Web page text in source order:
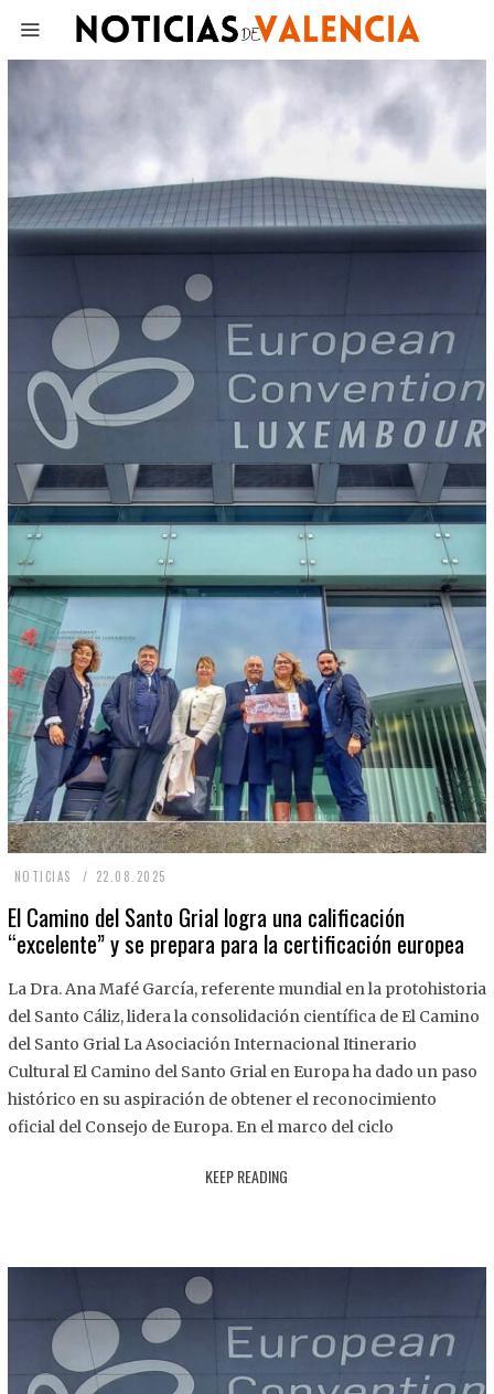
NOTICIAS 22.08.2025
.
8
2
2
El Camino del Santo Grial logra una calificación
“excelente” y se prepara para la certificación europea
La Dra. Ana Mafé García, referente mundial en la protohistoria
del Santo Cáliz, lidera la consolidación científica de El Camino
del Santo Grial La Asociación Internacional Itinerario
Cultural El Camino del Santo Grial en Europa ha dado un paso
histórico en su aspiración de obtener el reconocimiento
oficial del Consejo de Europa. En el marco del ciclo
KEEP READING